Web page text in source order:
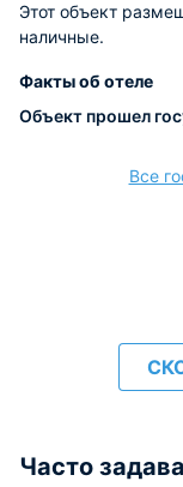
Этот объект
наличные.
Факты об отеле
Объект прошел
Все
Часто